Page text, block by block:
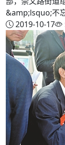
&amp;lsquo;不
2019-10-17